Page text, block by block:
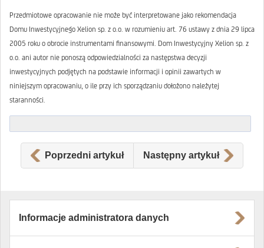
Przedmiotowe opracowanie nie może być interpretowane jako rekomendacja
Domu Inwestycyjnego Xelion sp. z o.o. w rozumieniu art. 76 ustawy z dnia 29 lipca
2005 roku o obrocie instrumentami finansowymi. Dom Inwestycyjny Xelion sp. z
o.o. ani autor nie ponoszą odpowiedzialności za następstwa decyzji
inwestycyjnych podjętych na podstawie informacji i opinii zawartych w
niniejszym opracowaniu, o ile przy ich sporządzaniu dołożono należytej
staranności.
Poprzedni artykuł Następny artykuł
Informacje administratora danych